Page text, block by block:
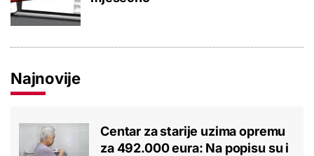
Najnovije
Centar za starije uzima opremu
za 492.000 eura: Na popisu su i